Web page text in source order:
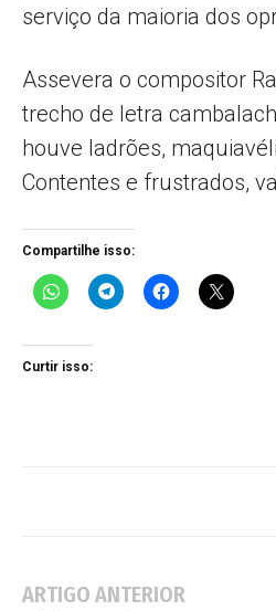
serviço da maioria dos
Assevera o compositor
trecho de letra
houve ladrões,
Contentes e frustrados,
Compartilhe isso:
Curtir isso:
ARTIGO ANTERIOR